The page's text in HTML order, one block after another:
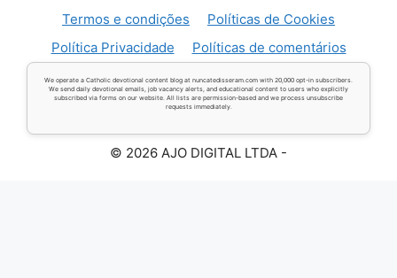
Termos e condições
Políticas de Cookies
Política Privacidade
Políticas de comentários
We operate a Catholic devotional content blog at nuncatedisseram.com with 20,000 opt-in subscribers.
We send daily devotional emails, job vacancy alerts, and educational content to users who explicitly
subscribed via forms on our website. All lists are permission-based and we process unsubscribe
requests immediately.
© 2026 AJO DIGITAL LTDA -